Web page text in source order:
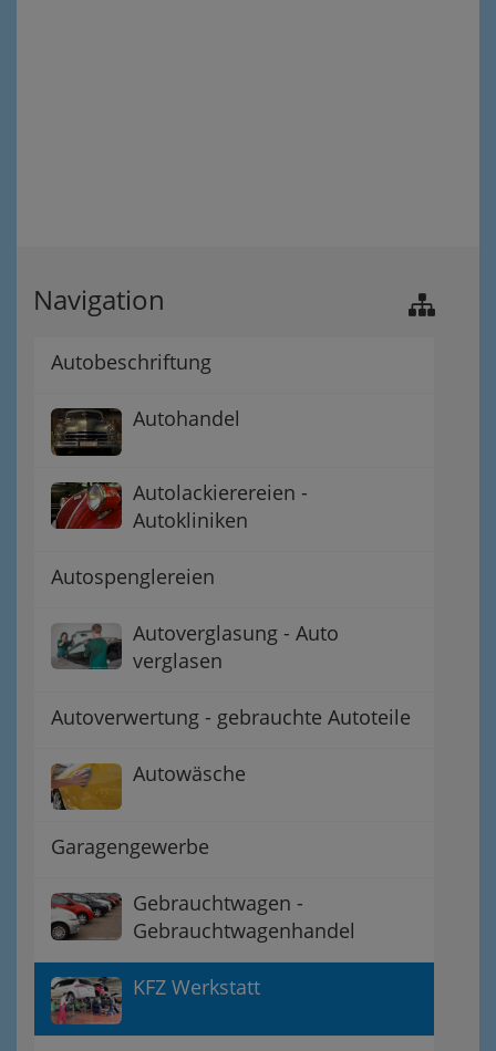
Navigation
Autobeschriftung
Autohandel
Autolackierereien -
Autokliniken
Autospenglereien
Autoverglasung - Auto
verglasen
Autoverwertung - gebrauchte Autoteile
Autowäsche
Garagengewerbe
Gebrauchtwagen -
Gebrauchtwagenhandel
KFZ Werkstatt